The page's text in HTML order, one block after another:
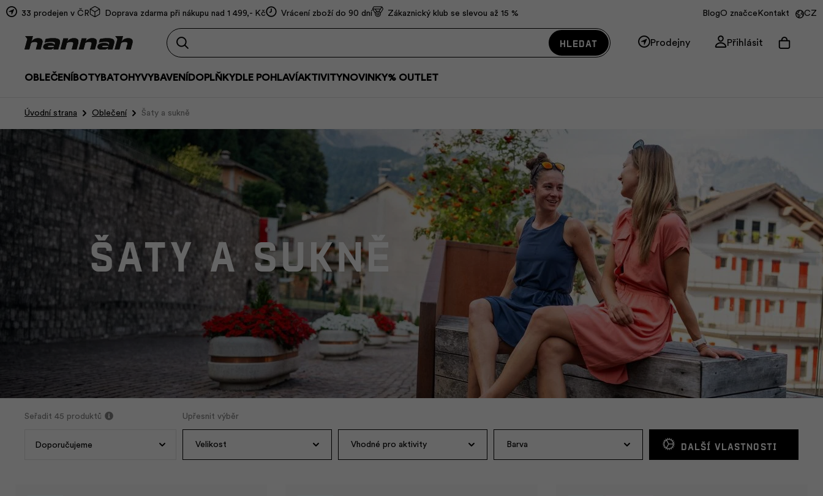
33 prodejen v ČR Doprava zdarma při nákupu nad 1 499,- Kč Vrácení zboží do 90 dní Zákaznický klub se slevou až 15 % BlogO značce Kontakt CZ
Hledat Prodejny Přihlásit
OBLEČENÍ BOTYBATOHYVYBAVENÍ DOPLŇKYDLE POHLAVÍ AKTIVITYNOVINKY% OUTLET
Úvodní strana Oblečení Šaty a sukně
Šaty a sukně
Seřadit 45 produktů Upřesnit výběr
Velikost Vhodné pro aktivity Barva Další vlastnosti